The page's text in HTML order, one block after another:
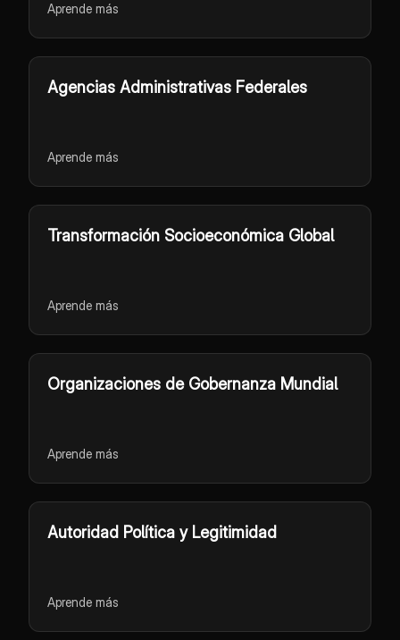
Aprende más
Agencias Administrativas Federales
Aprende más
Transformación Socioeconómica Global
Aprende más
Organizaciones de Gobernanza Mundial
Aprende más
Autoridad Política y Legitimidad
Aprende más